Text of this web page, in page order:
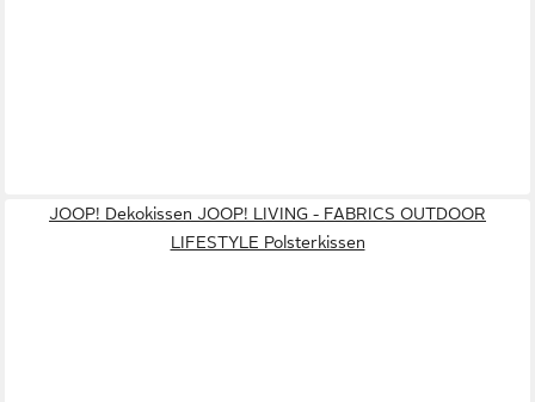
JOOP! Dekokissen JOOP! LIVING - FABRICS OUTDOOR
LIFESTYLE Polsterkissen